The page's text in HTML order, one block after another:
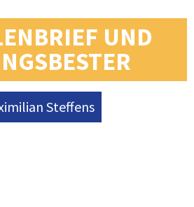
UND
Steffens